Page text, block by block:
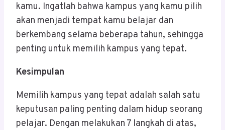
kamu. Ingatlah bahwa kampus yang kamu pilih
akan menjadi tempat kamu belajar dan
berkembang selama beberapa tahun, sehingga
penting untuk memilih kampus yang tepat.
Kesimpulan
Memilih kampus yang tepat adalah salah satu
keputusan paling penting dalam hidup seorang
pelajar. Dengan melakukan 7 langkah di atas,